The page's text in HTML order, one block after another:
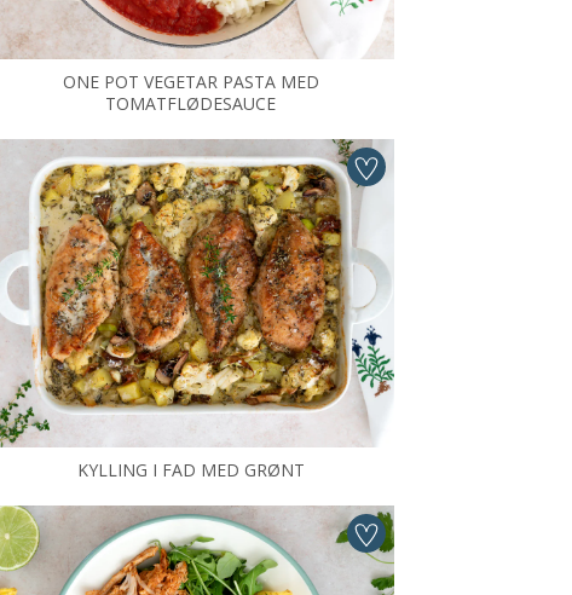
ONE POT VEGETAR PASTA MED
TOMATFLØDESAUCE
KYLLING I FAD MED GRØNT